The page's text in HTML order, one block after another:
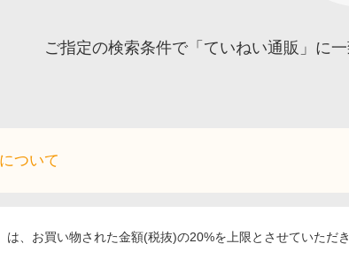
ご指定の検索条件で「ていねい通販」に
ついて
、お買い物された金額(税抜)の20%を上限とさせていただ